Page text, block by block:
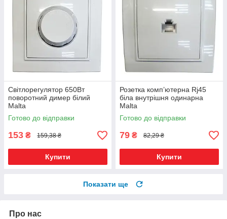
Світлорегулятор 650Вт
поворотний димер білий
Malta
Готово до відправки
153 ₴ 159,38 ₴
Купити
Розетка комп’ютерна Rj45
біла внутрішня одинарна
Malta
Готово до відправки
79 ₴ 82,29 ₴
Купити
Показати ще
Про нас